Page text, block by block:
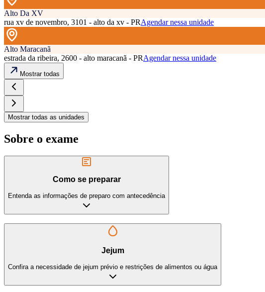
Alto Da XV
rua xv de novembro, 3101 - alto da xv - PRAgendar nessa unidade
Alto Maracanã
estrada da ribeira, 2600 - alto maracanã - PRAgendar nessa unidade
Mostrar todas
Mostrar todas as unidades
Sobre o exame
Como se preparar
Entenda as informações de preparo com antecedência
Jejum
Confira a necessidade de jejum prévio e restrições de alimentos ou água